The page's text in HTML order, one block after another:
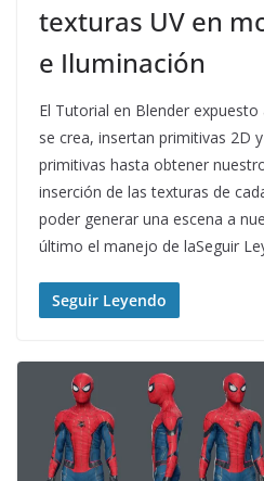
texturas UV en
e Iluminación
El Tutorial en Blender
se crea, insertan primitivas 2D
primitivas hasta obtener
inserción de las texturas de
poder generar una escena a
último el manejo de laSeguir
Seguir Leyendo